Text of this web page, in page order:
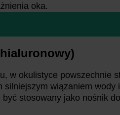
oka.
w okulistyce powszechnie
silniejszym wiązaniem wody
stosowany jako nośnik